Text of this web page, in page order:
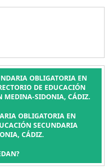
OBLIGATORIA EN
DE EDUCACIÓN
MEDINA-SIDONIA, CÁDIZ.
OBLIGATORIA EN
SECUNDARIA
CÁDIZ.